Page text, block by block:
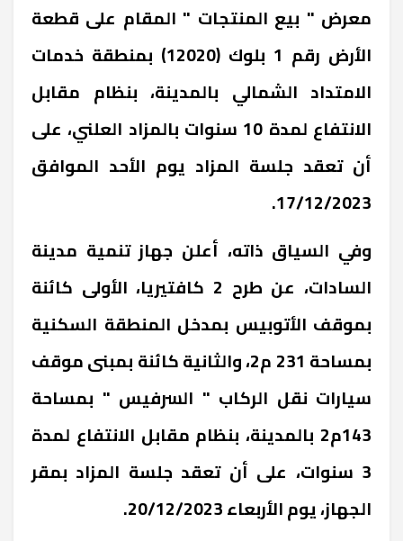
معرض " بيع المنتجات " المقام على قطعة
الأرض رقم 1 بلوك (12020) بمنطقة خدمات
الامتداد الشمالي بالمدينة، بنظام مقابل
الانتفاع لمدة 10 سنوات بالمزاد العلني، على
أن تعقد جلسة المزاد يوم الأحد الموافق
17/12/2023.
وفي السياق ذاته، أعلن جهاز تنمية مدينة
السادات، عن طرح 2 كافتيريا، الأولى كائنة
بموقف الأتوبيس بمدخل المنطقة السكنية
بمساحة 231 م2، والثانية كائنة بمبنى موقف
سيارات نقل الركاب " السرفيس " بمساحة
143م2 بالمدينة، بنظام مقابل الانتفاع لمدة
3 سنوات، على أن تعقد جلسة المزاد بمقر
الجهاز، يوم الأربعاء 20/12/2023.